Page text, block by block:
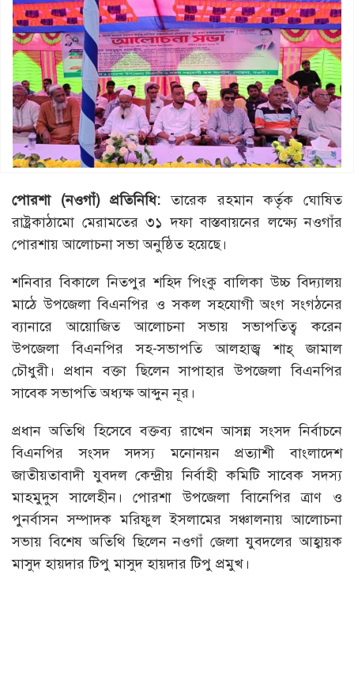
পোরশা (নওগাঁ) প্রতিনিধি: তারেক রহমান কর্তৃক ঘোষিত
রাষ্ট্রকাঠামো মেরামতের ৩১ দফা বাস্তবায়নের লক্ষ্যে নওগাঁর
পোরশায় আলোচনা সভা অনুষ্ঠিত হয়েছে।
শনিবার বিকালে নিতপুর শহিদ পিংকু বালিকা উচ্চ বিদ্যালয়
মাঠে উপজেলা বিএনপির ও সকল সহযোগী অংগ সংগঠনের
ব্যানারে আয়োজিত আলোচনা সভায় সভাপতিত্ব করেন
উপজেলা বিএনপির সহ-সভাপতি আলহাজ্ব শাহ্ জামাল
চৌধুরী। প্রধান বক্তা ছিলেন সাপাহার উপজেলা বিএনপির
সাবেক সভাপতি অধ্যক্ষ আব্দুন নূর।
প্রধান অতিথি হিসেবে বক্তব্য রাখেন আসন্ন সংসদ নির্বাচনে
বিএনপির সংসদ সদস্য মনোনয়ন প্রত্যাশী বাংলাদেশ
জাতীয়তাবাদী যুবদল কেন্দ্রীয় নির্বাহী কমিটি সাবেক সদস্য
মাহমুদুস সালেহীন। পোরশা উপজেলা বিানেপির ত্রাণ ও
পুনর্বাসন সম্পাদক মরিফুল ইসলামের সঞ্চালনায় আলোচনা
সভায় বিশেষ অতিথি ছিলেন নওগাঁ জেলা যুবদলের আহ্বায়ক
মাসুদ হায়দার টিপু মাসুদ হায়দার টিপু প্রমুখ।